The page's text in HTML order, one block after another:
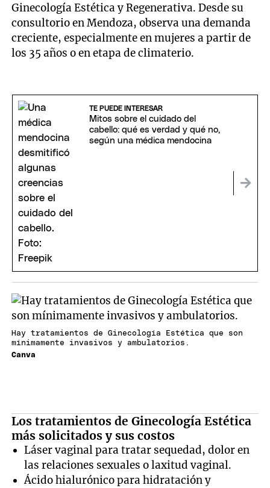
Ginecología Estética y Regenerativa. Desde su
consultorio en Mendoza, observa una demanda
creciente, especialmente en mujeres a partir de
los 35 años o en etapa de climaterio.
TE PUEDE INTERESAR
Mitos sobre el cuidado del
cabello: qué es verdad y qué no,
según una médica mendocina
Hay tratamientos de Ginecología Estética que son
mínimamente invasivos y ambulatorios.
Canva
Los tratamientos de Ginecología Estética
más solicitados y sus costos
Láser vaginal para tratar sequedad, dolor en
las relaciones sexuales o laxitud vaginal.
Ácido hialurónico para hidratación y